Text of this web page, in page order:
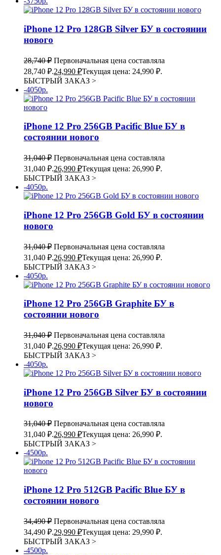
iPhone 12 Pro 128GB Silver БУ в состоянии
нового
28,740₽ Первоначальная цена составляла
28,740 ₽.24,990 ₽Текущая цена: 24,990 ₽.
БЫСТРЫЙ ЗАКАЗ >
-4050р.
iPhone 12 Pro 256GB Pacific Blue БУ в
состоянии нового
31,040₽ Первоначальная цена составляла
31,040 ₽.26,990 ₽Текущая цена: 26,990 ₽.
БЫСТРЫЙ ЗАКАЗ >
-4050р.
iPhone 12 Pro 256GB Gold БУ в состоянии
нового
31,040₽ Первоначальная цена составляла
31,040 ₽.26,990 ₽Текущая цена: 26,990 ₽.
БЫСТРЫЙ ЗАКАЗ >
-4050р.
iPhone 12 Pro 256GB Graphite БУ в
состоянии нового
31,040₽ Первоначальная цена составляла
31,040 ₽.26,990 ₽Текущая цена: 26,990 ₽.
БЫСТРЫЙ ЗАКАЗ >
-4050р.
iPhone 12 Pro 256GB Silver БУ в состоянии
нового
31,040₽ Первоначальная цена составляла
31,040 ₽.26,990 ₽Текущая цена: 26,990 ₽.
БЫСТРЫЙ ЗАКАЗ >
-4500р.
iPhone 12 Pro 512GB Pacific Blue БУ в
состоянии нового
34,490₽ Первоначальная цена составляла
34,490 ₽.29,990 ₽Текущая цена: 29,990 ₽.
БЫСТРЫЙ ЗАКАЗ >
-4500р.